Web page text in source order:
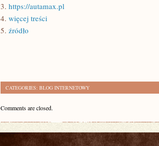
3. https://autamax.pl
4. więcej treści
5. źródło
CATEGORIES: BLOG INTERNETOWY
Comments are closed.